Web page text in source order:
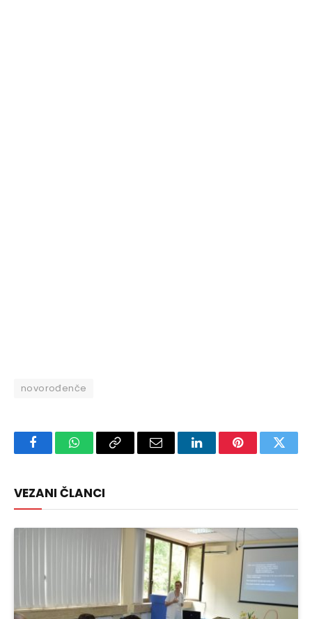
novorođenče
FacebookWhatsAppCopy
Email LinkedInPinterest
VEZANI ČLANCI